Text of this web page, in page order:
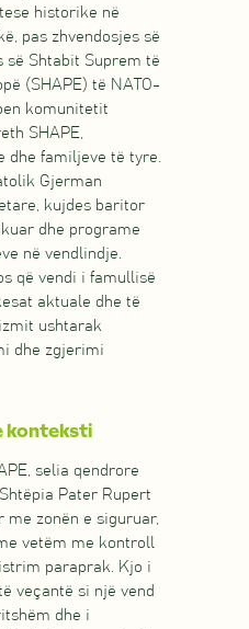
historike në
pas zhvendosjes së
së Shtabit Suprem të
(SHAPE) të NATO-
komunitetit
SHAPE,
dhe familjeve të tyre.
Gjerman
kujdes baritor
dhe programe
në vendlindje.
që vendi i famullisë
aktuale dhe të
ushtarak
dhe zgjerimi
konteksti
selia qendrore
Pater Rupert
me zonën e siguruar,
vetëm me kontroll
paraprak. Kjo i
veçantë si një vend
dhe i